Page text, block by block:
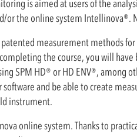
is aimed at users of the
or the online system Intellinova®.
patented measurement methods
the course, you will
SPM HD® or HD ENV®, among
and be able to create
instrument.
online system. Thanks to